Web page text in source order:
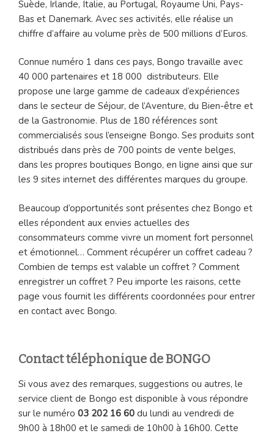
Suède, Irlande, Italie, au Portugal, Royaume Uni, Pays-
Bas et Danemark. Avec ses activités, elle réalise un
chiffre d’affaire au volume près de 500 millions d’Euros.
Connue numéro 1 dans ces pays, Bongo travaille avec
40 000 partenaires et 18 000 distributeurs. Elle
propose une large gamme de cadeaux d’expériences
dans le secteur de Séjour, de l’Aventure, du Bien-être et
de la Gastronomie. Plus de 180 références sont
commercialisés sous l’enseigne Bongo. Ses produits sont
distribués dans près de 700 points de vente belges,
dans les propres boutiques Bongo, en ligne ainsi que sur
les 9 sites internet des différentes marques du groupe.
Beaucoup d’opportunités sont présentes chez Bongo et
elles répondent aux envies actuelles des
consommateurs comme vivre un moment fort personnel
et émotionnel… Comment récupérer un coffret cadeau ?
Combien de temps est valable un coffret ? Comment
enregistrer un coffret ? Peu importe les raisons, cette
page vous fournit les différents coordonnées pour entrer
en contact avec Bongo.
Contact téléphonique de BONGO
Si vous avez des remarques, suggestions ou autres, le
service client de Bongo est disponible à vous répondre
sur le numéro 03 202 16 60 du lundi au vendredi de
9h00 à 18h00 et le samedi de 10h00 à 16h00. Cette